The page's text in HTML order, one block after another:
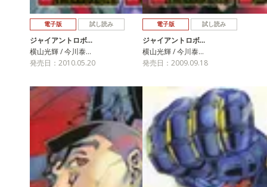
電子版 試し読み
ジャイアントロボ…
横山光輝 / 今川泰…
発売日：2010.05.20
電子版 試し読み
ジャイアントロボ…
横山光輝 / 今川泰…
発売日：2009.09.18